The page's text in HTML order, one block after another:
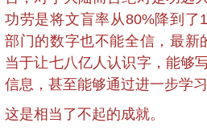
功劳是将文盲率从80%降到了
部门的数字也不能全信，最新
当于让七八亿人认识字，能够
信息，甚至能够通过进一步学习
这是相当了不起的成就。